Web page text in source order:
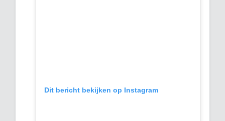
Dit bericht bekijken op Instagram